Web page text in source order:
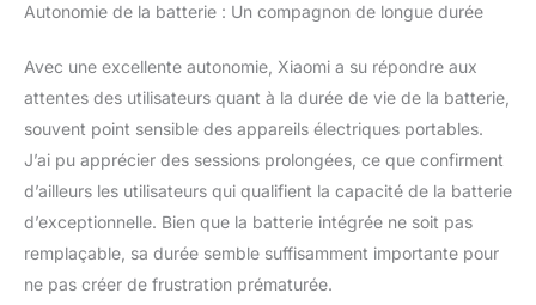
Autonomie de la batterie : Un compagnon de longue durée
Avec une excellente autonomie, Xiaomi a su répondre aux
attentes des utilisateurs quant à la durée de vie de la batterie,
souvent point sensible des appareils électriques portables.
J’ai pu apprécier des sessions prolongées, ce que confirment
d’ailleurs les utilisateurs qui qualifient la capacité de la batterie
d’exceptionnelle. Bien que la batterie intégrée ne soit pas
remplaçable, sa durée semble suffisamment importante pour
ne pas créer de frustration prématurée.